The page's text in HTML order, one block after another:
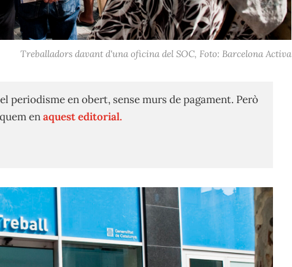
Treballadors davant d'una oficina del SOC, Foto: Barcelona Activa
periodisme en obert, sense murs de pagament. Però
enaquest editorial.